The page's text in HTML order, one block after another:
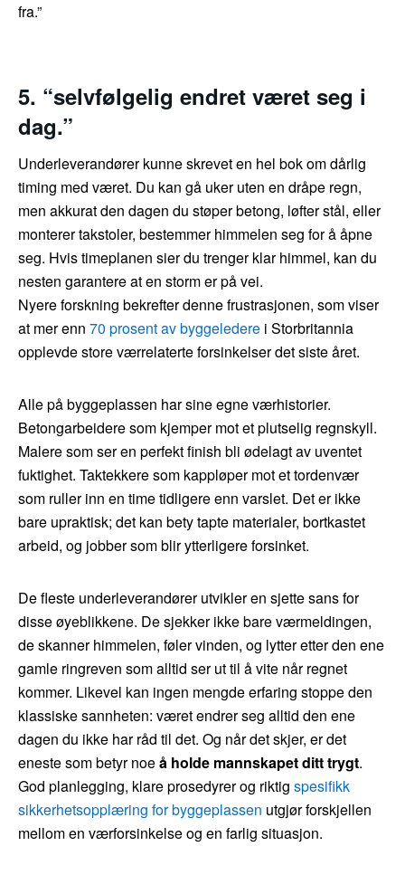
fra.”
5. “selvfølgelig endret været seg i
dag.”
Underleverandører kunne skrevet en hel bok om dårlig
timing med været. Du kan gå uker uten en dråpe regn,
men akkurat den dagen du støper betong, løfter stål, eller
monterer takstoler, bestemmer himmelen seg for å åpne
seg. Hvis timeplanen sier du trenger klar himmel, kan du
nesten garantere at en storm er på vei.
Nyere forskning bekrefter denne frustrasjonen, som viser
at mer enn 70 prosent av byggeledere i Storbritannia
opplevde store værrelaterte forsinkelser det siste året.
Alle på byggeplassen har sine egne værhistorier.
Betongarbeidere som kjemper mot et plutselig regnskyll.
Malere som ser en perfekt finish bli ødelagt av uventet
fuktighet. Taktekkere som kappløper mot et tordenvær
som ruller inn en time tidligere enn varslet. Det er ikke
bare upraktisk; det kan bety tapte materialer, bortkastet
arbeid, og jobber som blir ytterligere forsinket.
De fleste underleverandører utvikler en sjette sans for
disse øyeblikkene. De sjekker ikke bare værmeldingen,
de skanner himmelen, føler vinden, og lytter etter den ene
gamle ringreven som alltid ser ut til å vite når regnet
kommer. Likevel kan ingen mengde erfaring stoppe den
klassiske sannheten: været endrer seg alltid den ene
dagen du ikke har råd til det. Og når det skjer, er det
eneste som betyr noeå holde mannskapet ditt trygt.
God planlegging, klare prosedyrer og riktig spesifikk
sikkerhetsopplæring for byggeplassen utgjør forskjellen
mellom en værforsinkelse og en farlig situasjon.